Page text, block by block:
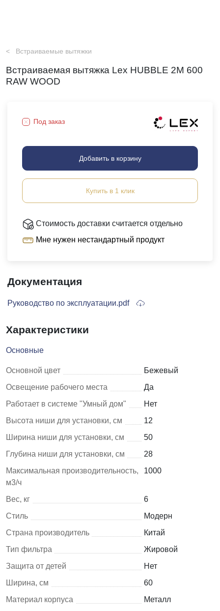
Встраиваемые вытяжки
Встраиваемая вытяжка Lex HUBBLE 2M 600
RAW WOOD
Документация
Руководство по эксплуатации.pdf
Под заказ
Добавить в корзину
Купить в 1 клик
Стоимость доставки считается отдельно
Мне нужен нестандартный продукт
Характеристики
Основные
Основной цвет
Бежевый
Освещение рабочего места
Да
Работает в системе "Умный дом"
Нет
Высота ниши для установки, см
12
Ширина ниши для установки, см
50
Глубина ниши для установки, см
28
Максимальная производительность,
м3/ч
1000
Вес, кг
6
Стиль
Модерн
Страна производитель
Китай
Тип фильтра
Жировой
Защита от детей
Нет
Ширина, см
60
Материал корпуса
Металл